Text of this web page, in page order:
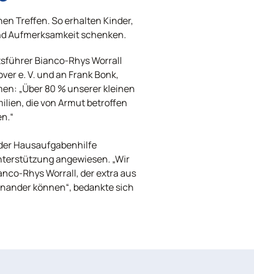
Treffen. So erhalten Kinder,
Aufmerksamkeit schenken.
Bianco-Rhys Worrall
e. V. und an Frank Bonk,
„Über 80 % unserer kleinen
die von Armut betroffen
Hausaufgabenhilfe
angewiesen. „Wir
Rhys Worrall, der extra aus
können“, bedankte sich